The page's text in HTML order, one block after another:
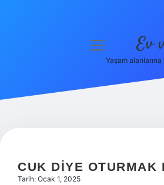
Hakkımızda
menüyü
Ev
Yaşam
CUK DIYE OTURMAK
Tarih: Ocak 1, 2025